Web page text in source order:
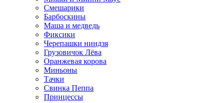
Смешарики
Барбоскины
Маша и медведь
Фиксики
Черепашки ниндзя
Грузовичок Лёва
Оранжевая корова
Миньоны
Тачки
Свинка Пеппа
Принцессы